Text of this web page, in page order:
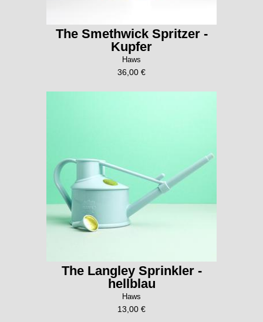
The Smethwick Spritzer -
Kupfer
Haws
36,00 €
The Langley Sprinkler -
hellblau
Haws
13,00 €